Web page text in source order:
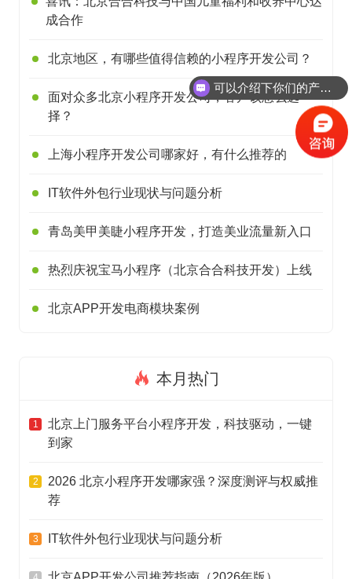
成合作
北京地区，有哪些值得信赖的小程序开发公司？
面对众多北京小程序开发公司，客户该怎么选
择？
上海小程序开发公司哪家好，有什么推荐的
IT软件外包行业现状与问题分析
青岛美甲美睫小程序开发，打造美业流量新入口
热烈庆祝宝马小程序（北京合合科技开发）上线
北京APP开发电商模块案例
本月热门
1
北京上门服务平台小程序开发，科技驱动，一键
到家
2
2026 北京小程序开发哪家强？深度测评与权威推
荐
3 IT软件外包行业现状与问题分析
可以介绍下你们的产品么？